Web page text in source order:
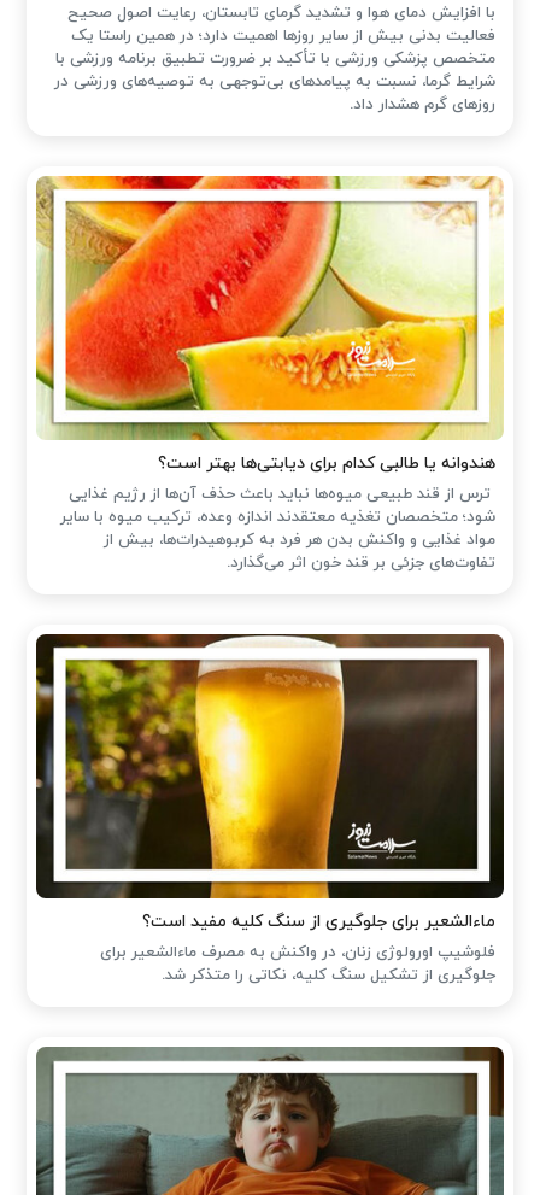
با افزایش دمای هوا و تشدید گرمای تابستان، رعایت اصول صحیح
فعالیت بدنی بیش از سایر روزها اهمیت دارد؛ در همین راستا یک
متخصص پزشکی ورزشی با تأکید بر ضرورت تطبیق برنامه ورزشی با
شرایط گرما، نسبت به پیامدهای بی‌توجهی به توصیه‌های ورزشی در
روزهای گرم هشدار داد.
هندوانه یا طالبی کدام برای دیابتی‌ها بهتر است؟
ترس از قند طبیعی میوه‌ها نباید باعث حذف آن‌ها از رژیم غذایی
شود؛ متخصصان تغذیه معتقدند اندازه وعده، ترکیب میوه با سایر
مواد غذایی و واکنش بدن هر فرد به کربوهیدرات‌ها، بیش از
تفاوت‌های جزئی بر قند خون اثر می‌گذارد.
ماءالشعیر برای جلوگیری از سنگ کلیه مفید است؟
فلوشیپ اورولوژی زنان، در واکنش به مصرف ماءالشعیر برای
جلوگیری از تشکیل سنگ کلیه، نکاتی را متذکر شد.